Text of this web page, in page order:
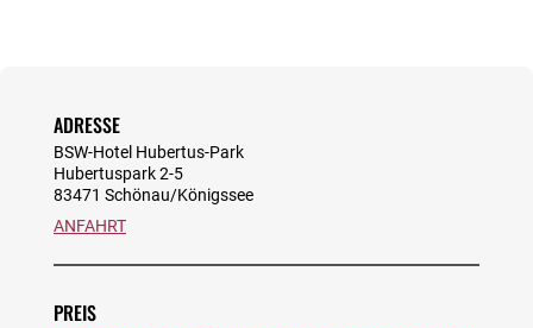
ADRESSE
BSW-Hotel Hubertus-Park
Hubertuspark 2-5
83471 Schönau/Königssee
ANFAHRT
PREIS